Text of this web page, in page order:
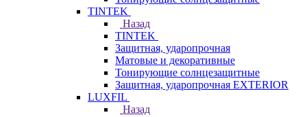
TINTEK
Назад
TINTEK
Защитная, ударопрочная
Матовые и декоративные
Тонирующие солнцезащитные
Защитная, ударопрочная EXTERIOR
LUXFIL
Назад